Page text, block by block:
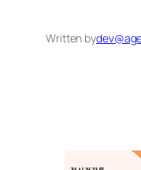
Written by